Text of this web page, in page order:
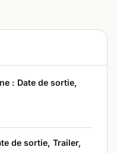
: Date de sortie,
de sortie, Trailer,